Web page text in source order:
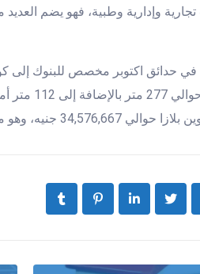
تجارية وإدارية وطبية، فهو يضم
في حدائق اكتوبر مخصص للبنوك
للبيع في
محلات تجارية للبيع في حدائق اكتوبر.